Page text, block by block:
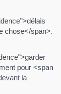
chose</span>.
pour <span
la